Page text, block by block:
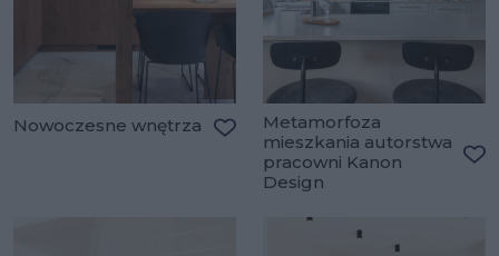
Nowoczesne wnętrza
Dodaj do ulubionych
Metamorfoza
mieszkania autorstwa
pracowni Kanon
Design